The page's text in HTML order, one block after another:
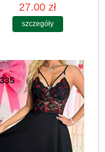
27.00 zł
szczegóły